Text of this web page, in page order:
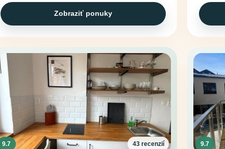
Zobraziť ponuky
9.7 43 recenzií 9.7